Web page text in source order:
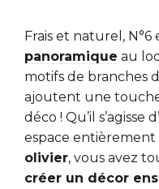
Frais et naturel, N°6
panoramique au
motifs de branches
ajoutent une
déco ! Qu’il
espace entièrement
olivier, vous avez
créer un décor